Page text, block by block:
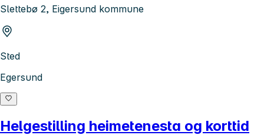
Slettebø 2, Eigersund kommune
Sted
Egersund
Helgestilling heimetenesta og korttid